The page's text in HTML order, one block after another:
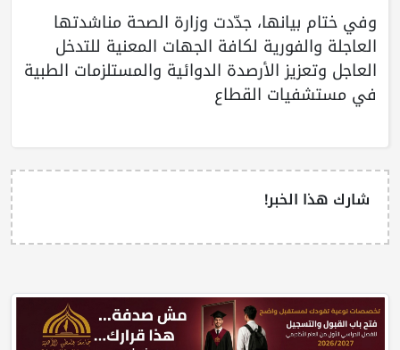
وفي ختام بيانها، جدّدت وزارة الصحة مناشدتها
العاجلة والفورية لكافة الجهات المعنية للتدخل
العاجل وتعزيز الأرصدة الدوائية والمستلزمات الطبية
في مستشفيات القطاع
شارك هذا الخبر!